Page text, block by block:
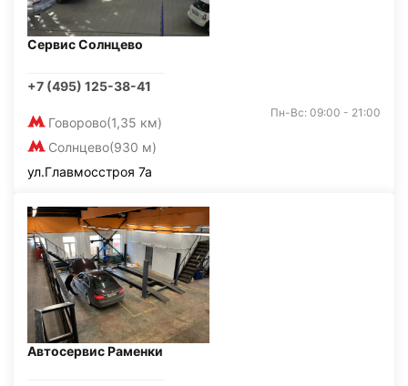
Сервис Солнцево
+7 (495) 125-38-41
Говорово(1,35 км)
Солнцево(930 м)
Пн-Вс: 09:00 - 21:00
ул.Главмосстроя 7а
Автосервис Раменки